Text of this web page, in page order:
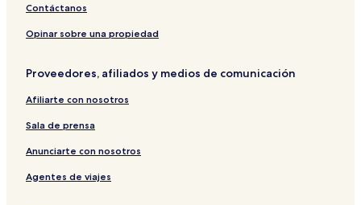
Contáctanos
Opinar sobre una propiedad
Proveedores, afiliados y medios de comunicación
Afiliarte con nosotros
Sala de prensa
Anunciarte con nosotros
Agentes de viajes